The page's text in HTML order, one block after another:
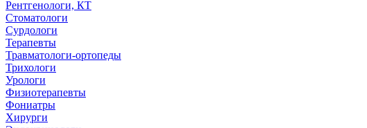
Рентгенологи, КТ
Стоматологи
Сурдологи
Терапевты
Травматологи-ортопеды
Трихологи
Урологи
Физиотерапевты
Фониатры
Хирурги